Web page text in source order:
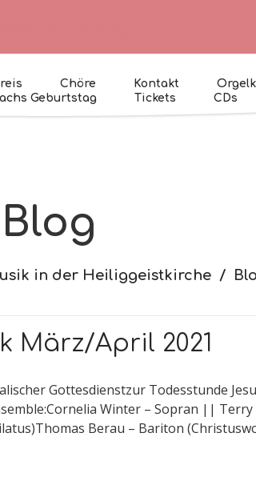
Chöre Kontakt
Geburtstag
Tickets CDs
Blog
in der Heiliggeistkirche
März/April 2021
Gottesdienstzur Todesstunde
Winter – Sopran ||
Berau – Bariton